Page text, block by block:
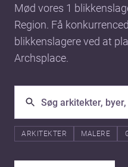
Mød vores 1
Region. Få
blikkenslagere ved at
Archsplace.
ARKITEKTER MALERE